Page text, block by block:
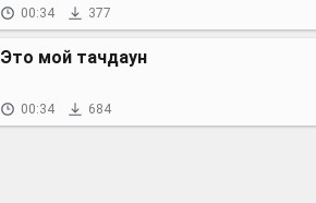
00:34 377
Это мой тачдаун
00:34 684